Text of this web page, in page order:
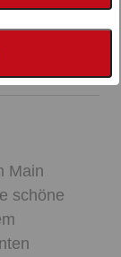
Main
schöne